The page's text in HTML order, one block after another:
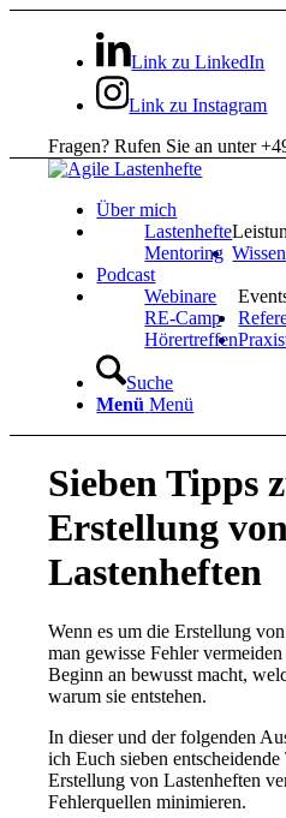
Link zu LinkedIn
Link zu Instagram
Fragen? Rufen Sie an unter
Über mich
Lastenhefte
Mentoring Wissen
Podcast
Webinare
RE-Camp
Hörertreffen
Suche
Menü Menü
Sieben Tipps
Erstellung
Lastenheften
Wenn es um die Erstellung
man gewisse Fehler
Beginn an bewusst macht,
warum sie entstehen.
In dieser und der folgenden
ich Euch sieben
Erstellung von Lastenheften
Fehlerquellen minimieren.